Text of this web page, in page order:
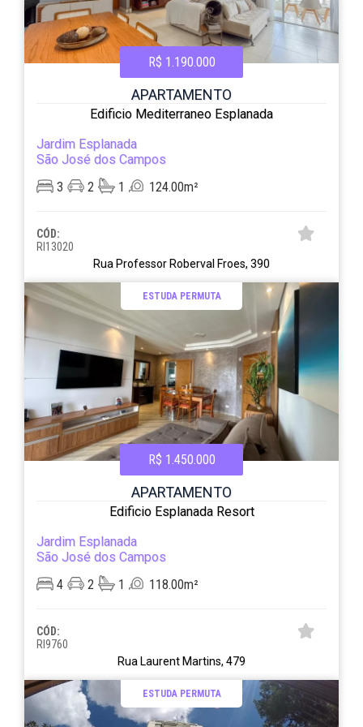
R$ 1.190.000
APARTAMENTO
Edificio Mediterraneo Esplanada
Jardim Esplanada
São José dos Campos
3
2 1 124.00m²
CÓD:
RI13020
Rua Professor Roberval Froes, 390
ESTUDA PERMUTA
R$ 1.450.000
APARTAMENTO
Edificio Esplanada Resort
Jardim Esplanada
São José dos Campos
4
2 1 118.00m²
CÓD:
RI9760
Rua Laurent Martins, 479
ESTUDA PERMUTA